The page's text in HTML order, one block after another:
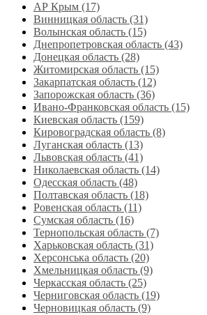
АР Крым (17)
Винницкая область (31)
Волынская область (15)
Днепропетровская область‎ (43)
Донецкая область (28)
Житомирская область (15)
Закарпатская область (12)
Запорожская область (36)
Ивано-Франковская область (15)
Киевская область (159)
Кировоградская область (8)
Луганская область‎ (13)
Львовская область‎ (41)
Николаевская область‎ (14)
Одесская область‎ (48)
Полтавская область (18)
Ровенская область‎ (11)
Сумская область‎ (16)
Тернопольская область‎ (7)
Харьковская область‎ (31)
Херсонська область‎ (20)
Хмельницкая область‎ (9)
Черкасская область‎ (25)
Черниговская область (19)
Черновицкая область (9)